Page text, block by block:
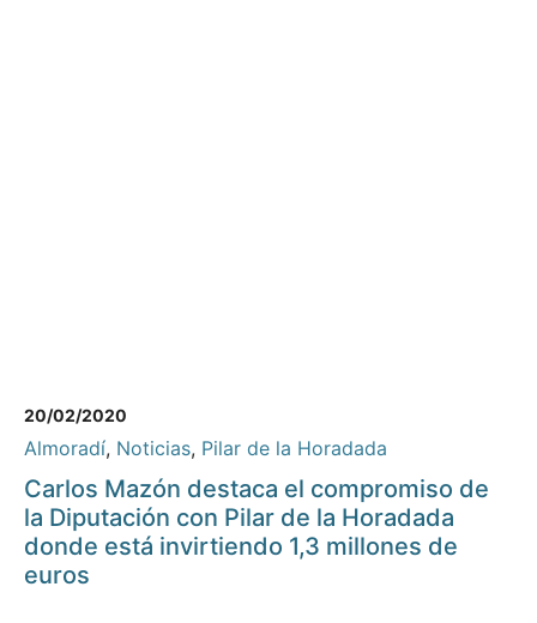
20/02/2020
Almoradí, Noticias, Pilar de la Horadada
Carlos Mazón destaca el compromiso de
la Diputación con Pilar de la Horadada
donde está invirtiendo 1,3 millones de
euros